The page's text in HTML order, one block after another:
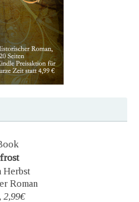
Herbst
Roman
2,99€